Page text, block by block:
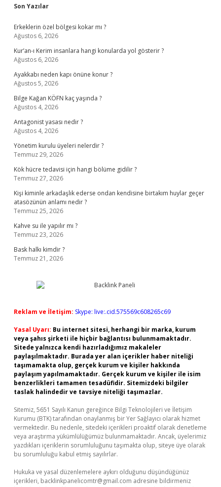
Sidebar
Son Yazılar
Erkeklerin özel bölgesi kokar mı ?
Ağustos 6, 2026
Kur’an-ı Kerim insanlara hangi konularda yol gösterir ?
Ağustos 6, 2026
Ayakkabı neden kapı önüne konur ?
Ağustos 5, 2026
Bilge Kağan KÖFN kaç yaşında ?
Ağustos 4, 2026
Antagonist yasası nedir ?
Ağustos 4, 2026
Yönetim kurulu üyeleri nelerdir ?
Temmuz 29, 2026
Kök hücre tedavisi için hangi bölüme gidilir ?
Temmuz 27, 2026
Kişi kiminle arkadaşlık ederse ondan kendisine birtakım huylar geçer
atasözünün anlamı nedir ?
Temmuz 25, 2026
Kahve su ile yapılır mı ?
Temmuz 23, 2026
Bask halkı kimdir ?
Temmuz 21, 2026
Reklam ve İletişim: Skype: live:.cid.575569c608265c69
Yasal Uyarı: Bu internet sitesi, herhangi bir marka, kurum
veya şahıs şirketi ile hiçbir bağlantısı bulunmamaktadır.
Sitede yalnızca kendi hazırladığımız makaleler
paylaşılmaktadır. Burada yer alan içerikler haber niteliği
taşımamakta olup, gerçek kurum ve kişiler hakkında
paylaşım yapılmamaktadır. Gerçek kurum ve kişiler ile isim
benzerlikleri tamamen tesadüfidir. Sitemizdeki bilgiler
taslak halindedir ve tavsiye niteliği taşımazlar.
Sitemiz, 5651 Sayılı Kanun gereğince Bilgi Teknolojileri ve İletişim
Kurumu (BTK) tarafından onaylanmış bir Yer Sağlayıcı olarak hizmet
vermektedir. Bu nedenle, sitedeki içerikleri proaktif olarak denetleme
veya araştırma yükümlülüğümüz bulunmamaktadır. Ancak, üyelerimiz
yazdıkları içeriklerin sorumluluğunu taşımakta olup, siteye üye olarak
bu sorumluluğu kabul etmiş sayılırlar.
Hukuka ve yasal düzenlemelere aykırı olduğunu düşündüğünüz
içerikleri, backlinkpanelicomtr@gmail.com adresine bildirmeniz